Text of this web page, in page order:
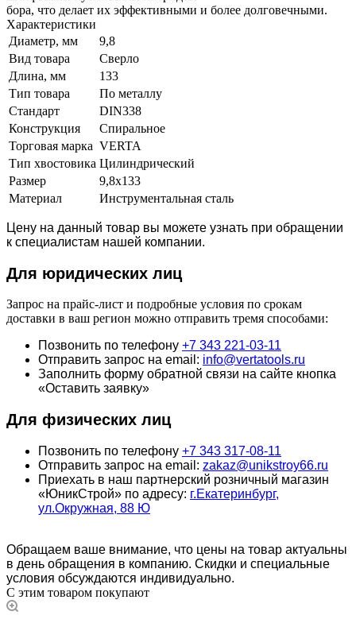
бора, что делает их эффективными и более долговечными.
Характеристики
Диаметр, мм
9,8
Вид товара
Сверло
Длина, мм
133
Тип товара
По металлу
Стандарт
DIN338
Конструкция
Спиральное
Торговая марка VERTA
Тип хвостовика Цилиндрический
Размер
9,8х133
Материал
Инструментальная сталь
Цену на данный товар вы можете узнать при обращении
к специалистам нашей компании.
Для юридических лиц
Запрос на прайс-лист и подробные условия по срокам
доставки в ваш регион можно отправить тремя способами:
Позвонить по телефону +7 343 221-03-11
Отправить запрос на email: info@vertatools.ru
Заполнить форму обратной связи на сайте кнопка
«Оставить заявку»
Для физических лиц
Позвонить по телефону +7 343 317-08-11
Отправить запрос на email: zakaz@unikstroy66.ru
Приехать в наш партнерский розничный магазин
«ЮникСтрой» по адресу: г.Екатеринбург,
ул.Окружная, 88 Ю
Обращаем ваше внимание, что цены на товар актуальны
в день обращения в компанию. Скидки и специальные
условия обсуждаются индивидуально.
С этим товаром покупают